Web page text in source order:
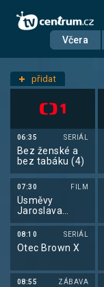
Včera
Datum
Nastavení stanic
přidat
06:35 SERIÁL
Bez ženské a
bez tabáku (4)
07:30 FILM
Úsměvy
Jaroslava
Dudka
08:10 SERIÁL
Otec Brown X
08:55 ZÁBAVA